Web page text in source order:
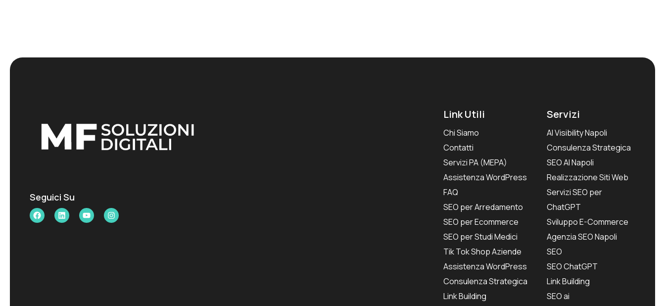
Seguici Su
Facebook
LinkedIn
YouTubeInstagram
Link Utili
Chi Siamo
Contatti
Servizi PA (MEPA)
Assistenza WordPress
FAQ
SEO per Arredamento
SEO per Ecommerce
SEO per Studi Medici
Tik Tok Shop Aziende
Assistenza WordPress
Consulenza Strategica
Link Building
Servizi
AI Visibility Napoli
Consulenza Strategica
SEO AI Napoli
Realizzazione Siti Web
Servizi SEO per
ChatGPT
Sviluppo E-Commerce
Agenzia SEO Napoli
SEO
SEO ChatGPT
Link Building
SEO ai